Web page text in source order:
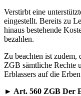
Verstirbt eine
eingestellt. Bereits zu
hinaus bestehende
bezahlen.
Zu beachten ist zudem,
ZGB sämtliche Rechte
Erblassers auf die
► Art. 560 ZGB Der